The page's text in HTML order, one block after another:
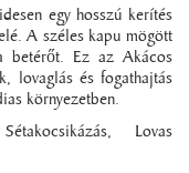
egy hosszú kerítés
A széles kapu mögött
betérőt. Ez az Akácos
lovaglás és fogathajtás
környezetben.
Lovas